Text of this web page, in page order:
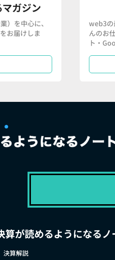
ガジン
）を中心に、
お届けしま
web3の
んのお
ト・
算が読めるようになるノ
決算解説